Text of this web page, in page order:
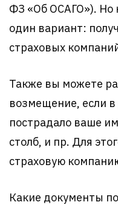
ФЗ «Об ОСАГО»). Но
один вариант:
страховых
Также вы можете
возмещение, если
пострадало ваше
столб, и пр. Для
страховую
Какие документы